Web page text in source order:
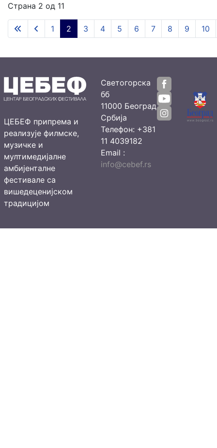
Страна 2 од 11
1 2 3 4 5 6 7 8 9 10
ЦЕБЕФ припрема и
реализује филмске,
музичке и
мултимедијалне
амбијенталне
фестивале са
вишедеценијском
традицијом
Светогорска
бб
11000 Београд
Србија
Телефон: +381
11 4039182
Email :
info@cebef.rs